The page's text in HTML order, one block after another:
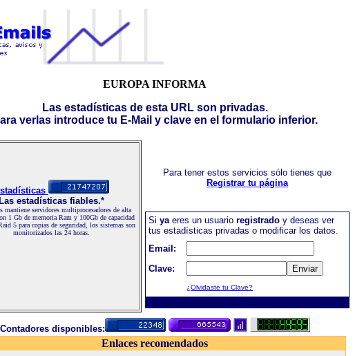
EUROPA INFORMA
Las estadísticas de esta URL son privadas.
verlas introduce tu E-Mail y clave en el formulario inferior.
Las estadísticas fiables.*
mantiene servidores multiprocesadores de alta
1 Gb de memoria Ram y 100Gb de capacidad
5 para copias de seguridad, los sistemas son
monitorizados las 24 horas.
Para tener estos servicios sólo tienes que
Registrar tu página
Si yaeres un usuario registrado y deseas ver
tus estadísticas privadas o modificar los datos.
Email:
Clave:
¿Olvidaste tu Clave?
Contadores disponibles:
Enlaces recomendados